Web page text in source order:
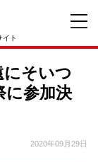
イト
にそいつ
に参加決
2020年09月29日